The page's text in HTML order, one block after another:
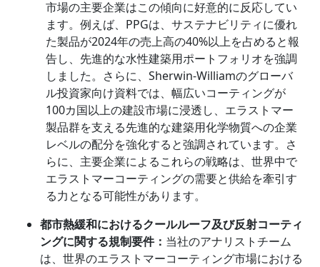
市場の主要企業はこの傾向に好意的に反応してい
ます。例えば、PPGは、サステナビリティに優れ
た製品が2024年の売上高の40%以上を占めると報
告し、先進的な水性建築用ポートフォリオを強調
しました。さらに、Sherwin-Williamのグローバ
ル投資家向け資料では、幅広いコーティングが
100カ国以上の建設市場に浸透し、エラストマー
製品群を支える先進的な建築用化学物質への企業
レベルの配分を強化すると強調されています。さ
らに、主要企業によるこれらの戦略は、世界中で
エラストマーコーティングの需要と供給を牽引す
る力となる可能性があります。
都市熱緩和におけるクールルーフ及び反射コーティ
ングに関する規制要件： 当社のアナリストチーム
は、世界のエラストマーコーティング市場における